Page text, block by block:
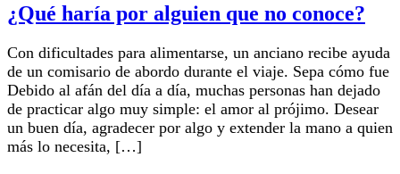
¿Qué haría por alguien que no conoce?
Con dificultades para alimentarse, un anciano recibe ayuda
de un comisario de abordo durante el viaje. Sepa cómo fue
Debido al afán del día a día, muchas personas han dejado
de practicar algo muy simple: el amor al prójimo. Desear
un buen día, agradecer por algo y extender la mano a quien
más lo necesita, […]